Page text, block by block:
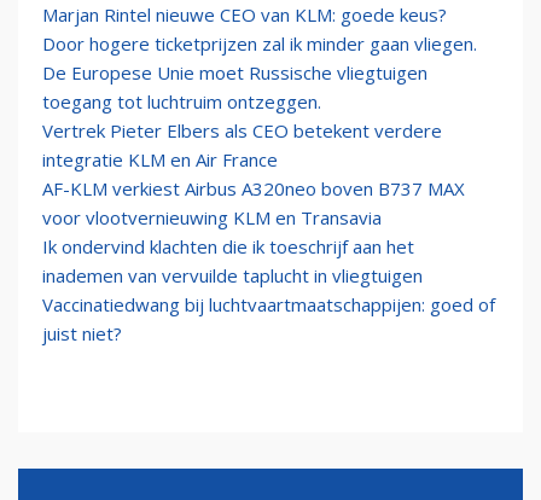
Marjan Rintel nieuwe CEO van KLM: goede keus?
Door hogere ticketprijzen zal ik minder gaan vliegen.
De Europese Unie moet Russische vliegtuigen
toegang tot luchtruim ontzeggen.
Vertrek Pieter Elbers als CEO betekent verdere
integratie KLM en Air France
AF-KLM verkiest Airbus A320neo boven B737 MAX
voor vlootvernieuwing KLM en Transavia
Ik ondervind klachten die ik toeschrijf aan het
inademen van vervuilde taplucht in vliegtuigen
Vaccinatiedwang bij luchtvaartmaatschappijen: goed of
juist niet?